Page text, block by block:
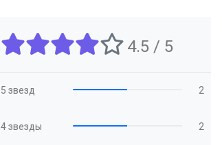
4.5 / 5
5 звезд 2
4 звезды 2